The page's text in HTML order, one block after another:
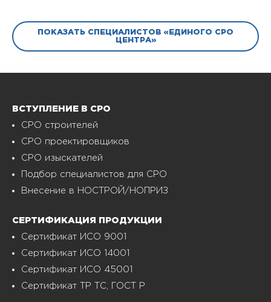
ПОКАЗАТЬ СПЕЦИАЛИСТОВ «ЕДИНОГО СРО
ЦЕНТРА»
ВСТУПЛЕНИЕ В СРО
СРО строителей
СРО проектировщиков
СРО изыскателей
Подбор специалистов для СРО
Внесение в НОСТРОЙ/НОПРИЗ
СЕРТИФИКАЦИЯ ПРОДУКЦИИ
Сертификат ИСО 9001
Сертификат ИСО 14001
Сертификат ИСО 45001
Сертификат ТР ТС, ГОСТ Р